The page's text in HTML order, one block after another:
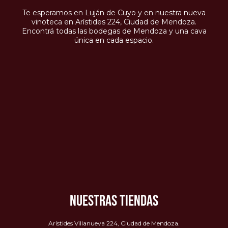
Te esperamos en Luján de Cuyo y en nuestra nueva
vinoteca en Arístides 224, Ciudad de Mendoza.
Encontrá todas las bodegas de Mendoza y una cava
única en cada espacio.
NUESTRAS TIENDAS
Arístides Villanueva 224, Ciudad de Mendoza.